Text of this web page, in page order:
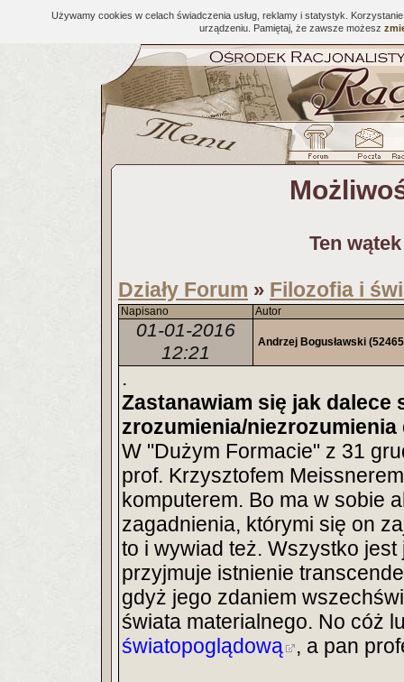
Używamy cookies w celach świadczenia usług, reklamy i statystyk.
urządzeniu. Pamiętaj, że zawsze możesz
Ten
Działy Forum » Filozofia i
Napisano Autor
01-01-2016
12:21
Andrzej Bogusławski
.
Zastanawiam się jak dalece
zrozumienia/niezrozumienia
W "Dużym Formacie" z 31
prof. Krzysztofem
komputerem. Bo ma w sobie
zagadnienia, którymi się on
to i wywiad też. Wszystko
przyjmuje istnienie
gdyż jego zdaniem
świata materialnego. No cóż
światopoglądową
, a pan